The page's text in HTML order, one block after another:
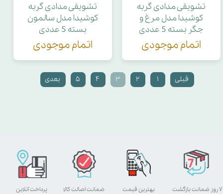
تشویقی مدادی گربه
کوشیدا مدل مرغ و
جگر بسته 5 عددی
اتمام موجودی
تشویقی مدادی گربه
کوشیدا مدل سالمون
بسته 5 عددی
اتمام موجودی
قبلی ۱ ۲ ۳ ۴ ۵ بعدی
بهترین قیمت پرداخت آنلاین ۷ روز ضمانت بازگشت ضمانت اصالت کالا